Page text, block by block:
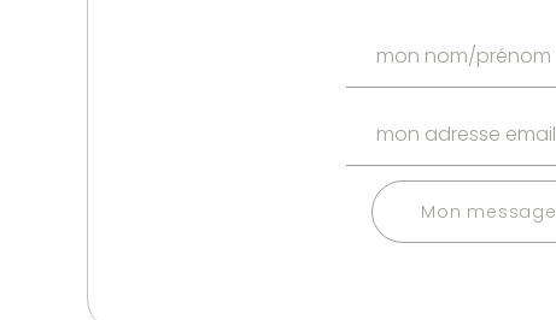
Mon message